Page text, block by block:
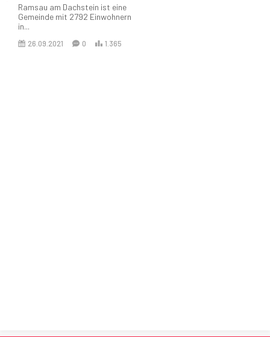
Ramsau am Dachstein ist eine
Gemeinde mit 2792 Einwohnern
in...
26.09.2021 0 1.365